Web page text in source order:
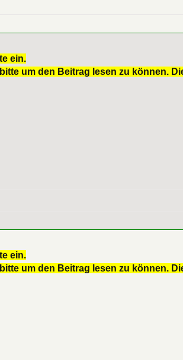
ein.
bitte um den Beitrag lesen zu können.
ein.
bitte um den Beitrag lesen zu können.